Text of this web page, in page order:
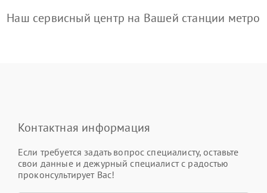
Наш сервисный центр на Вашей станции метро
Контактная информация
Если требуется задать вопрос специалисту, оставьте
свои данные и дежурный специалист с радостью
проконсультирует Вас!